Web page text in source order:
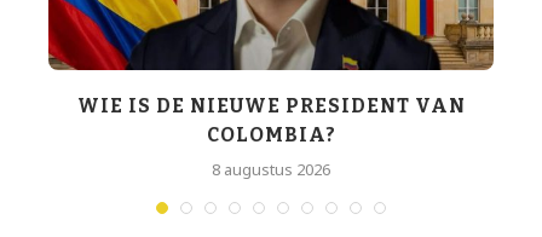
WIE IS DE NIEUWE PRESIDENT VAN
COLOMBIA?
8 augustus 2026